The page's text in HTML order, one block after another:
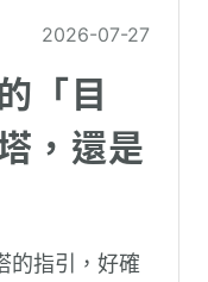
2026-07-27
「目
，還是
的指引，好確